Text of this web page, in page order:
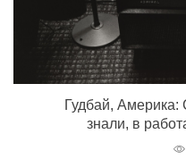
Гудбай,
знали, в